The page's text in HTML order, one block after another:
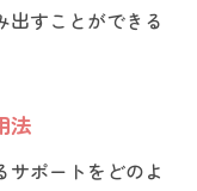
出すことができる
法
サポートをどのよ